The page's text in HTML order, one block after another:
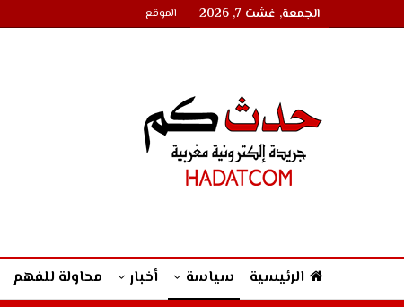
الجمعة, غشت 7, 2026 الموقع
الرئيسية سياسة أخبار محاولة للفهم